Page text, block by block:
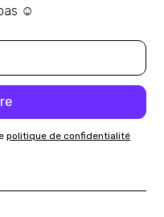
☺️
politique de confidentialité